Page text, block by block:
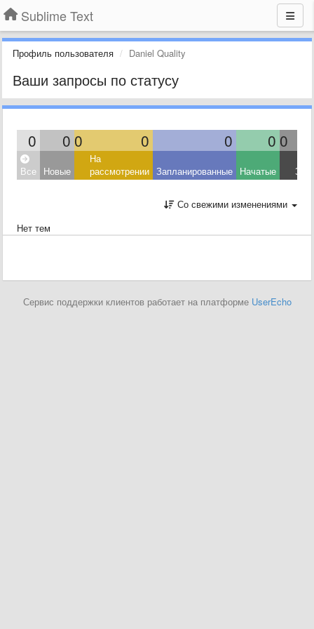
Sublime Text
Профиль пользователя Daniel Quality
Ваши запросы по статусу
0 0 0 0 0 0 0
Все Новые
На
рассмотрении Запланированные Начатые
Со свежими изменениями
Нет тем
Сервис поддержки клиентов работает на платформе UserEcho